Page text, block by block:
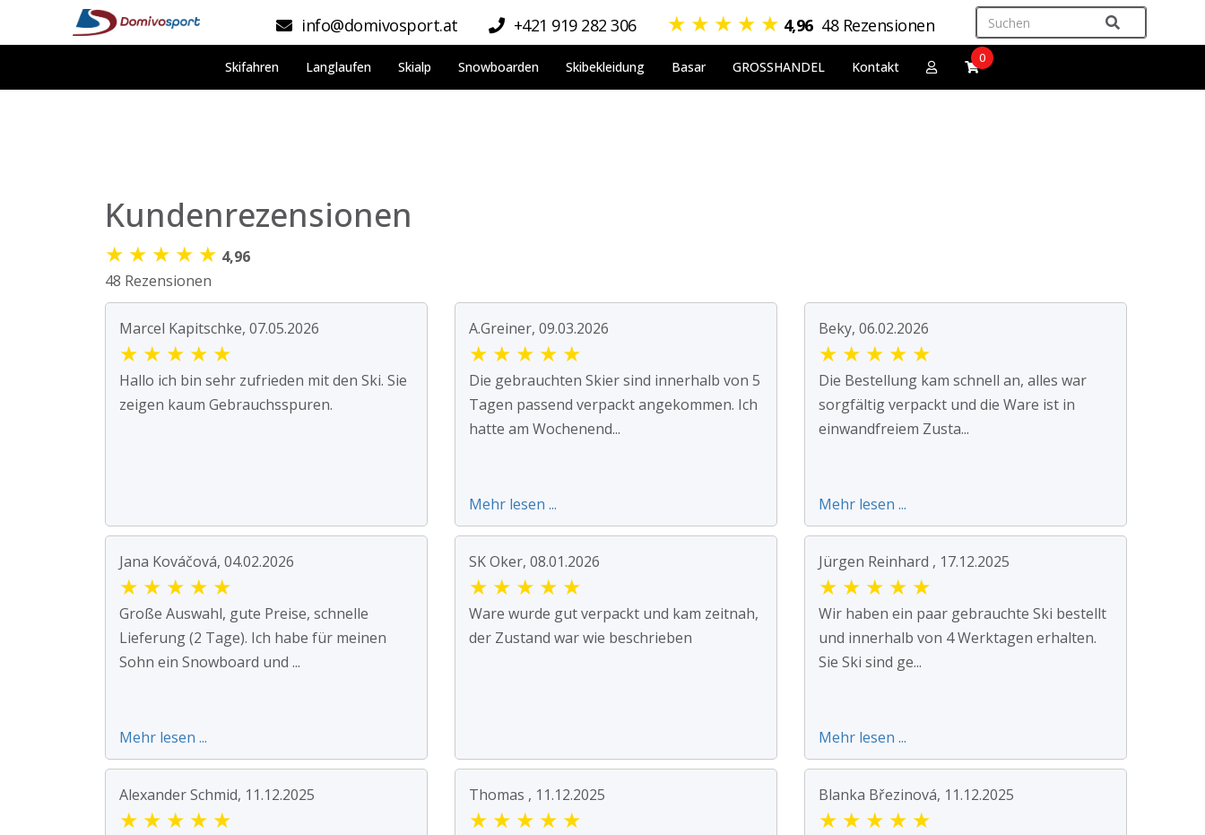
info@domivosport.at +421 919 282 306 ★ ★ ★ ★ ★ 4,96 48 Rezensionen
Skifahren Langlaufen Skialp Snowboarden Skibekleidung Basar GROSSHANDEL Kontakt
0
Kundenrezensionen
★ ★ ★ ★ ★ 4,96
48 Rezensionen
Marcel Kapitschke, 07.05.2026
★ ★ ★ ★ ★
Hallo ich bin sehr zufrieden mit den Ski. Sie
zeigen kaum Gebrauchsspuren.
A.Greiner, 09.03.2026
★ ★ ★ ★ ★
Die gebrauchten Skier sind innerhalb von 5
Tagen passend verpackt angekommen. Ich
hatte am Wochenend...
Mehr lesen ...
Beky, 06.02.2026
★ ★ ★ ★ ★
Die Bestellung kam schnell an, alles war
sorgfältig verpackt und die Ware ist in
einwandfreiem Zusta...
Mehr lesen ...
Jana Kováčová, 04.02.2026
★ ★ ★ ★ ★
Große Auswahl, gute Preise, schnelle
Lieferung (2 Tage). Ich habe für meinen
Sohn ein Snowboard und ...
Mehr lesen ...
SK Oker, 08.01.2026
★ ★ ★ ★ ★
Ware wurde gut verpackt und kam zeitnah,
der Zustand war wie beschrieben
Jürgen Reinhard , 17.12.2025
★ ★ ★ ★ ★
Wir haben ein paar gebrauchte Ski bestellt
und innerhalb von 4 Werktagen erhalten.
Sie Ski sind ge...
Mehr lesen ...
Alexander Schmid, 11.12.2025
★ ★ ★ ★ ★
Thomas , 11.12.2025
★ ★ ★ ★ ★
Blanka Březinová, 11.12.2025
★ ★ ★ ★ ★